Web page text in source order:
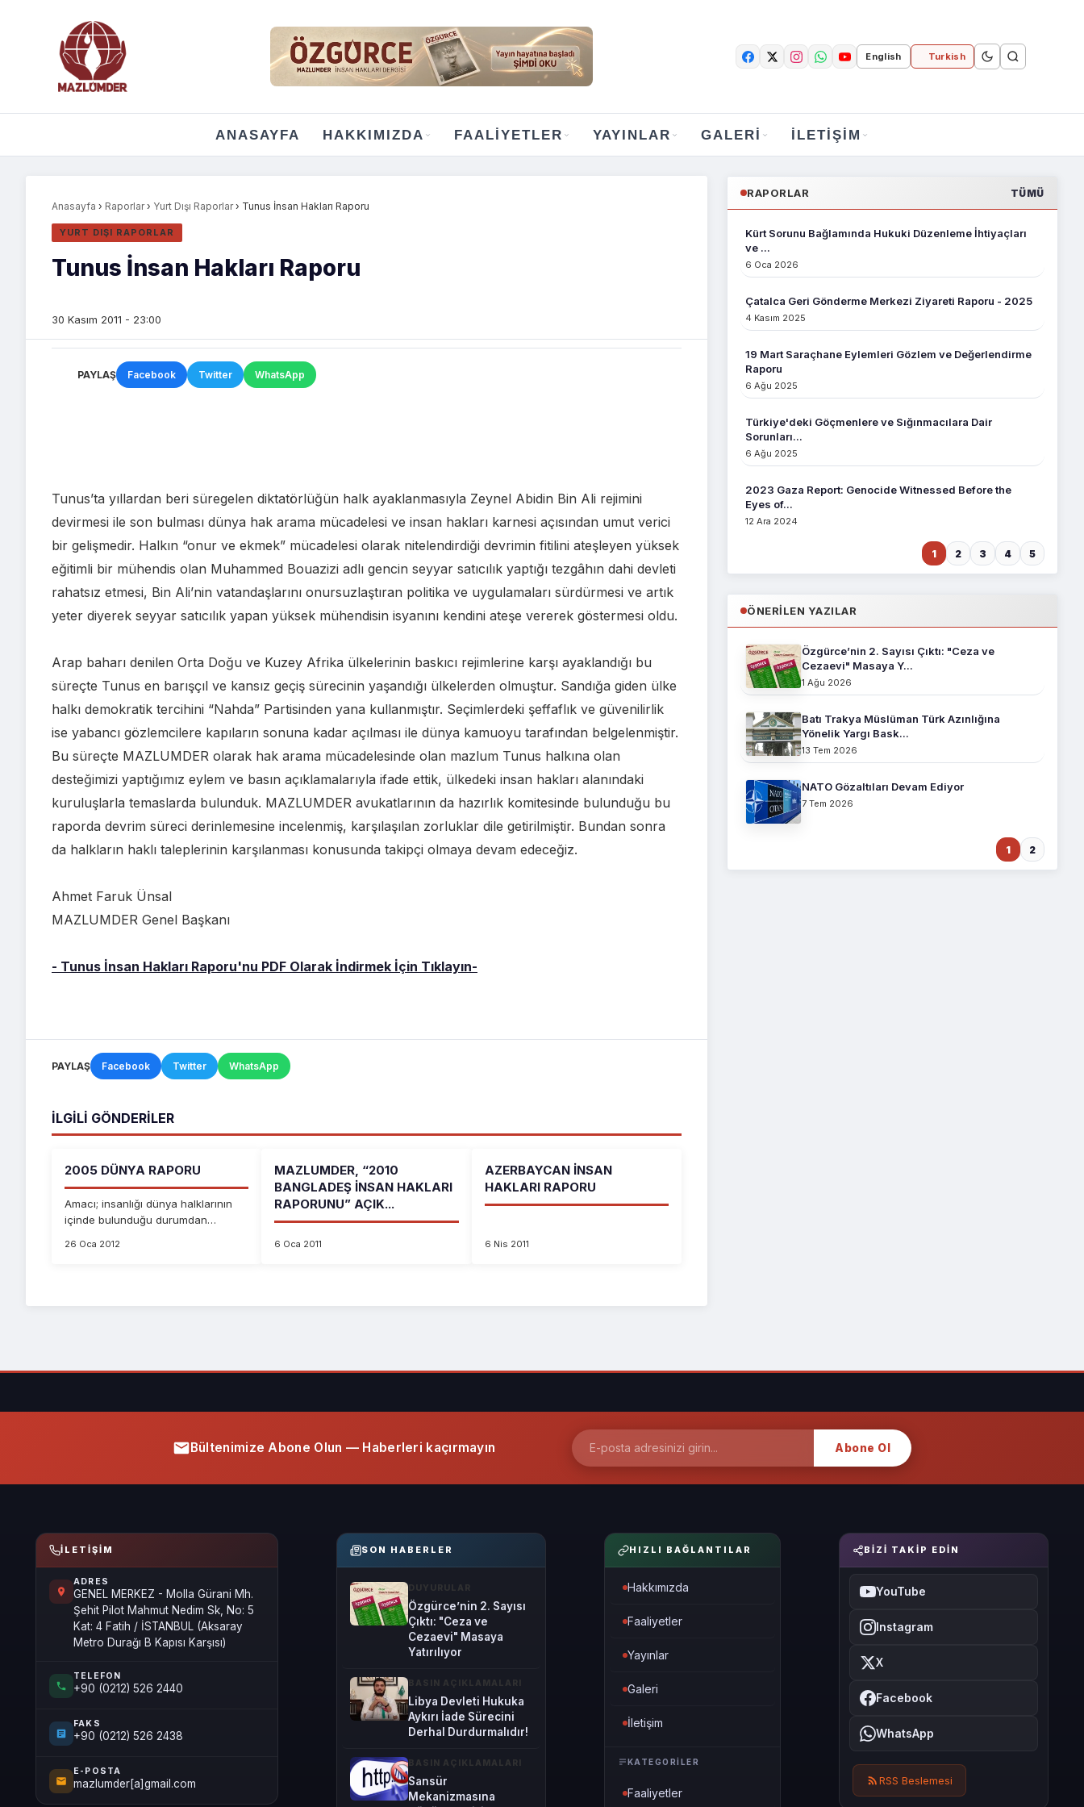
English Turkish
ANASAYFA HAKKIMIZDA FAALIYETLER YAYINLAR GALERI İLETIŞIM
Anasayfa › Raporlar › Yurt Dışı Raporlar › Tunus İnsan Hakları Raporu
YURT DIŞI RAPORLAR
Tunus İnsan Hakları Raporu
30 Kasım 2011 - 23:00
PAYLAŞ Facebook Twitter WhatsApp
Tunus’ta yıllardan beri süregelen diktatörlüğün halk ayaklanmasıyla Zeynel Abidin Bin Ali rejimini
devirmesi ile son bulması dünya hak arama mücadelesi ve insan hakları karnesi açısından umut verici
bir gelişmedir. Halkın “onur ve ekmek” mücadelesi olarak nitelendirdiği devrimin fitilini ateşleyen yüksek
eğitimli bir mühendis olan Muhammed Bouazizi adlı gencin seyyar satıcılık yaptığı tezgâhın dahi devleti
rahatsız etmesi, Bin Ali’nin vatandaşlarını onursuzlaştıran politika ve uygulamaları sürdürmesi ve artık
yeter diyerek seyyar satıcılık yapan yüksek mühendisin isyanını kendini ateşe vererek göstermesi oldu.
Arap baharı denilen Orta Doğu ve Kuzey Afrika ülkelerinin baskıcı rejimlerine karşı ayaklandığı bu
süreçte Tunus en barışçıl ve kansız geçiş sürecinin yaşandığı ülkelerden olmuştur. Sandığa giden ülke
halkı demokratik tercihini “Nahda” Partisinden yana kullanmıştır. Seçimlerdeki şeffaflık ve güvenilirlik
ise yabancı gözlemcilere kapıların sonuna kadar açılması ile dünya kamuoyu tarafından belgelenmiştir.
Bu süreçte MAZLUMDER olarak hak arama mücadelesinde olan mazlum Tunus halkına olan
desteğimizi yaptığımız eylem ve basın açıklamalarıyla ifade ettik, ülkedeki insan hakları alanındaki
kuruluşlarla temaslarda bulunduk. MAZLUMDER avukatlarının da hazırlık komitesinde bulunduğu bu
raporda devrim süreci derinlemesine incelenmiş, karşılaşılan zorluklar dile getirilmiştir. Bundan sonra
da halkların haklı taleplerinin karşılanması konusunda takipçi olmaya devam edeceğiz.
Ahmet Faruk Ünsal
MAZLUMDER Genel Başkanı
- Tunus İnsan Hakları Raporu'nu PDF Olarak İndirmek İçin Tıklayın-
PAYLAŞ Facebook Twitter WhatsApp
İLGILI GÖNDERILER
2005 DÜNYA RAPORU
Amacı; insanlığı dünya halklarının
içinde bulunduğu durumdan
26 Oca 2012
MAZLUMDER, “2010
BANGLADEŞ İNSAN HAKLARI
RAPORUNU” AÇIK...
6 Oca 2011
AZERBAYCAN İNSAN
HAKLARI RAPORU
6 Nis 2011
RAPORLAR TÜMÜ
Kürt Sorunu Bağlamında Hukuki Düzenleme İhtiyaçları
ve ...
6 Oca 2026
Çatalca Geri Gönderme Merkezi Ziyareti Raporu - 2025
4 Kasım 2025
19 Mart Saraçhane Eylemleri Gözlem ve Değerlendirme
Raporu
6 Ağu 2025
Türkiye'deki Göçmenlere ve Sığınmacılara Dair
Sorunları...
6 Ağu 2025
2023 Gaza Report: Genocide Witnessed Before the
Eyes of...
12 Ara 2024
1 2 3 4 5
ÖNERILEN YAZILAR
Özgürce’nin 2. Sayısı Çıktı: "Ceza ve
Cezaevi" Masaya Y...
1 Ağu 2026
Batı Trakya Müslüman Türk Azınlığına
Yönelik Yargı Bask...
13 Tem 2026
NATO Gözaltıları Devam Ediyor
7 Tem 2026
1 2
Bültenimize Abone Olun — Haberleri kaçırmayın Abone Ol
İLETIŞIM
ADRES
GENEL MERKEZ - Molla Gürani Mh.
Şehit Pilot Mahmut Nedim Sk, No: 5
Kat: 4 Fatih / İSTANBUL (Aksaray
Metro Durağı B Kapısı Karşısı)
TELEFON
+90 (0212) 526 2440
FAKS
+90 (0212) 526 2438
E-POSTA
mazlumder[a]gmail.com
SON HABERLER
DUYURULAR
Özgürce’nin 2. Sayısı
Çıktı: "Ceza ve
Cezaevi" Masaya
Yatırılıyor
BASIN AÇIKLAMALARI
Libya Devleti Hukuka
Aykırı İade Sürecini
Derhal Durdurmalıdır!
BASIN AÇIKLAMALARI
Sansür
Mekanizmasına
HIZLI BAĞLANTILAR
Hakkımızda
Faaliyetler
Yayınlar
Galeri
İletişim
KATEGORILER
Faaliyetler
BIZI TAKIP EDIN
YouTube
Instagram
X
Facebook
WhatsApp
RSS Beslemesi